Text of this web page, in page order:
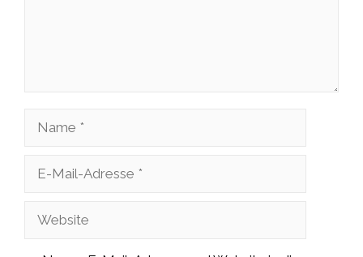
Name
Adresse
Website